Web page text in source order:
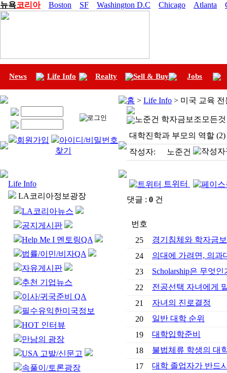
뉴욕코리아 Boston SF Washington D.C Chicago Atlanta
News Life Info Realty Sell & Buy Jobs
회원가입
아이디/비밀번호
찾기
Life Info
LA코리아정보광장
LA코리아뉴스
공지게시판
Help Me I 멘토링QA
법률/이민/비자QA
자유게시판
추천 기업뉴스
이사/귀국준비 QA
필수유익한미국정보
HOT 인터뷰
만남의 광장
USA 고발/신문고
속풀이/토론광장
홈 > Life Info > 미국 교육
노준건 학자금보조모든것
대학진학과 부모의 역할 (2)
작성자:
노준건
트위터
댓글 : 0 건
번호
25
경기침체와 학자금
24
의대에 가려면, 의과
23
Scholarship은 무엇인
22
전공선택 자녀에게
21
자녀의 진로결정
20
일반 대학 순위
19
대학입학준비
18
불법체류 학생의 대
17
대학 졸업자가 반드